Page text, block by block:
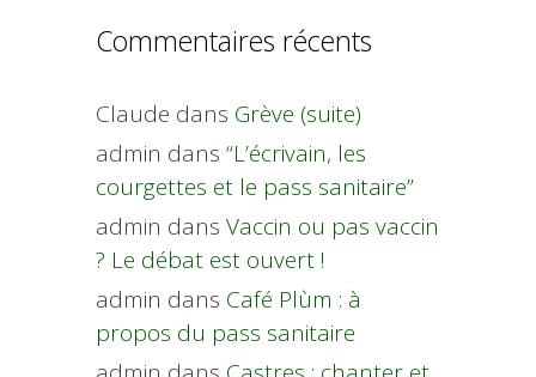
Commentaires récents
Claude dans Grève (suite)
admin dans “L’écrivain, les
courgettes et le pass sanitaire”
admin dans Vaccin ou pas vaccin
? Le débat est ouvert !
admin dans Café Plùm : à
propos du pass sanitaire